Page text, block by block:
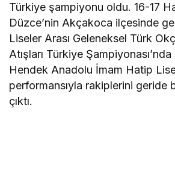
Türkiye şampiyonu oldu. 16-17
Düzce’nin Akçakoca ilçesinde
Liseler Arası Geleneksel Türk
Atışları Türkiye
Hendek Anadolu İmam Hatip
performansıyla rakiplerini geride
çıktı.